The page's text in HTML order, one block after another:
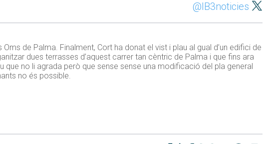
@IB3noticies
de Palma. Finalment, Cort ha donat el vist i plau al gual d’un edifici de
dues terrasses d’aquest carrer tan cèntric de Palma i que fins ara
que no li agrada però que sense sense una modificació del pla general
no és possible.